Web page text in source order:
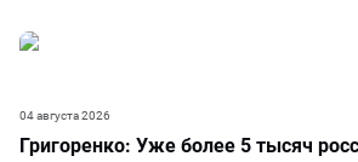
Григоренко: Уже более 5 тысяч
04 августа 2026